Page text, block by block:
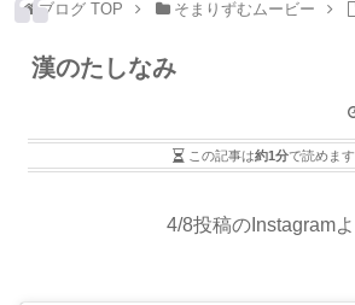
ブログ TOP そまりずむムービー
漢のたしなみ
この記事は約1分で読めます
4/8投稿のInstagramよ